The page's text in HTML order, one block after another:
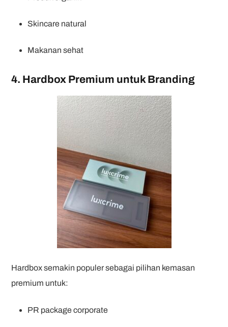
Skincare natural
Makanan sehat
4. Hardbox Premium untuk Branding
Hardbox semakin populer sebagai pilihan kemasan
premium untuk:
PR package corporate